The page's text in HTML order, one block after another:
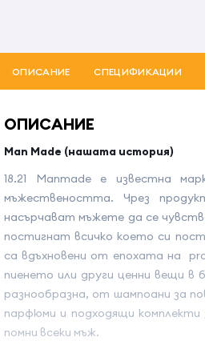
ОПИСАНИЕ СПЕЦИФИКАЦИИ
ОПИСАНИЕ
Man Made (нашата история)
18.21 Manmade е известна
мъжествеността. Чрез
насърчават мъжете да се
постигнат всичко което си
са вдъхновени от епохата на
пиенето или други ценни вещи
разнообразна, от шампоани за
парфюми и подходящи
помни всеки мъж.